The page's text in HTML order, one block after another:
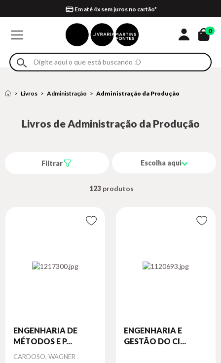
Formas de entrega
Compra 100% segura
Em até 4x sem juros no cartão*
Retire na loja
Eventos
0
Livros Administração Administração da Produção
Livros de Administração da Produção
Filtrar Escolha aqui
123
ENGENHARIA DE
MÉTODOS E P...
Autor
CARDOSO, WAGNER
ENGENHARIA E
GESTÃO DO CI...